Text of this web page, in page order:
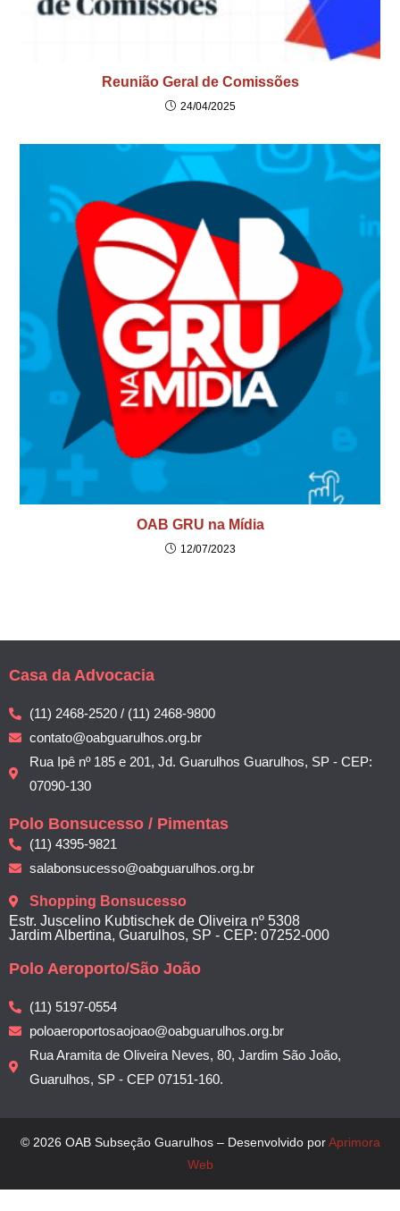
Reunião Geral de Comissões
24/04/2025
OAB GRU na Mídia
12/07/2023
Casa da Advocacia
(11) 2468-2520 / (11) 2468-9800
contato@oabguarulhos.org.br
Rua Ipê nº 185 e 201, Jd. Guarulhos Guarulhos, SP - CEP:
07090-130
Polo Bonsucesso / Pimentas
(11) 4395-9821
salabonsucesso@oabguarulhos.org.br
Shopping Bonsucesso
Estr. Juscelino Kubtischek de Oliveira nº 5308
Jardim Albertina, Guarulhos, SP - CEP: 07252-000
Polo Aeroporto/São João
(11) 5197-0554
poloaeroportosaojoao@oabguarulhos.org.br
Rua Aramita de Oliveira Neves, 80, Jardim São João,
Guarulhos, SP - CEP 07151-160.
© 2026 OAB Subseção Guarulhos – Desenvolvido porAprimora
Web